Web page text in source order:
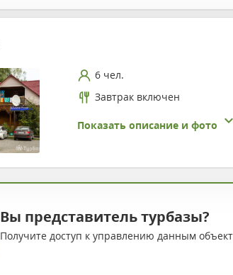
6 чел.
Завтрак включен
Показать описание и фото
Вы представитель турбазы?
Получите доступ к управлению данным